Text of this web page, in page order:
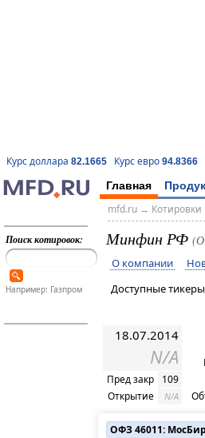
Курс доллара 82.1665 Курс евро 94.8366
Главная
Поиск котировок:
Например: Газпром
mfd.ru→ Котировки
Минфин РФ
О компании
Доступные
18.07.2014
N/A
Пред закр
109
Открытие
N/A
ОФЗ 46011: